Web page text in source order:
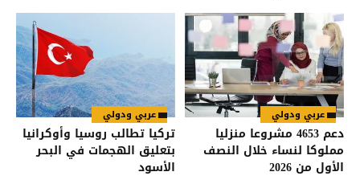
عربي ودولي
دعم 4653 مشروعا منزليا
مملوكا لنساء خلال النصف
الأول من 2026
عربي ودولي
تركيا تطالب روسيا وأوكرانيا
بتعليق الهجمات في البحر
الأسود